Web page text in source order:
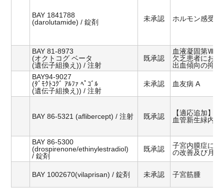
BAY 1841788
(darolutamide) / 錠剤
未承認 ホルモン感受性
BAY 81-8973
(オクトコグ ベータ
(遺伝子組換え)) / 注射
既承認
血液凝固第Ⅷ因
欠乏患者におけ
出血傾向の抑制
BAY94-9027
(ﾀﾞﾓｸﾄｺｸﾞ ｱﾙﾌｧ ﾍﾟｺﾞﾙ
(遺伝子組換え)) / 注射
未承認 血友病 A
BAY 86-5321 (aflibercept) / 注射 既承認
【適応追加】
血管新生緑内障
BAY 86-5300
(drospirenone/ethinylestradiol)
/ 錠剤
既承認
子宮内膜症に伴
の改善及び月経
BAY 1002670(vilaprisan) / 錠剤 未承認 子宮筋腫